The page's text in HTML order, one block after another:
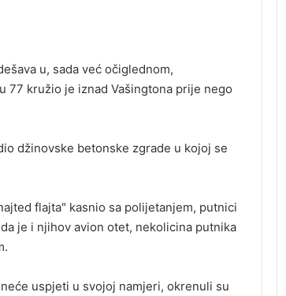
u, sada već očiglednom,
77 kružio je iznad Vašingtona prije nego
džinovske betonske zgrade u kojoj se
flajta" kasnio sa polijetanjem, putnici
je i njihov avion otet, nekolicina putnika
uspjeti u svojoj namjeri, okrenuli su